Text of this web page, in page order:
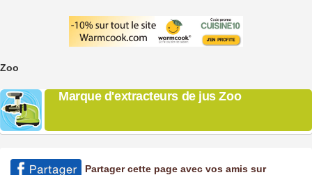
Zoo
Marque d'extracteurs de jus Zoo
Partager cette page avec vos amis sur